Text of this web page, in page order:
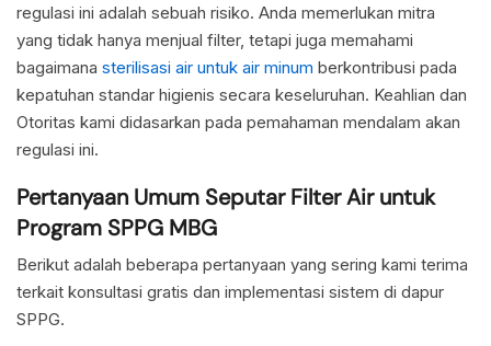
regulasi ini adalah sebuah risiko. Anda memerlukan mitra
yang tidak hanya menjual filter, tetapi juga memahami
bagaimana sterilisasi air untuk air minum berkontribusi pada
kepatuhan standar higienis secara keseluruhan. Keahlian dan
Otoritas kami didasarkan pada pemahaman mendalam akan
regulasi ini.
Pertanyaan Umum Seputar Filter Air untuk
Program SPPG MBG
Berikut adalah beberapa pertanyaan yang sering kami terima
terkait konsultasi gratis dan implementasi sistem di dapur
SPPG.